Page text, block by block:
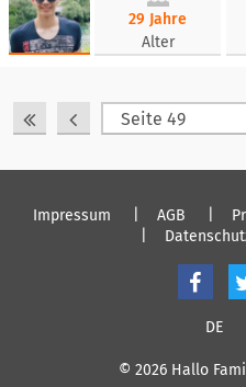
29 Jahre
Alter
Impressum AGB
DE
© 2026 Hallo